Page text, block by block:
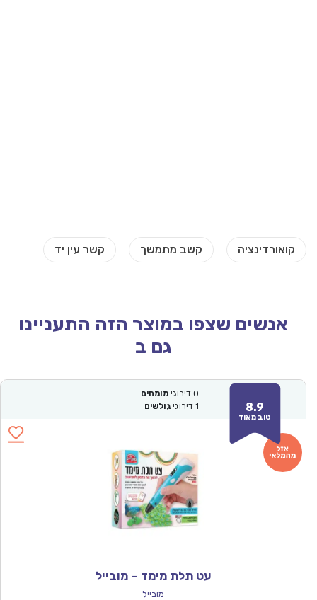
אנשים שצפו במוצר הזה התעניינו
גם ב
8.9
טוב מאוד
0 דירוגי מומחים
1 דירוגי גולשים
עט תלת מימד – מובייל
מובייל